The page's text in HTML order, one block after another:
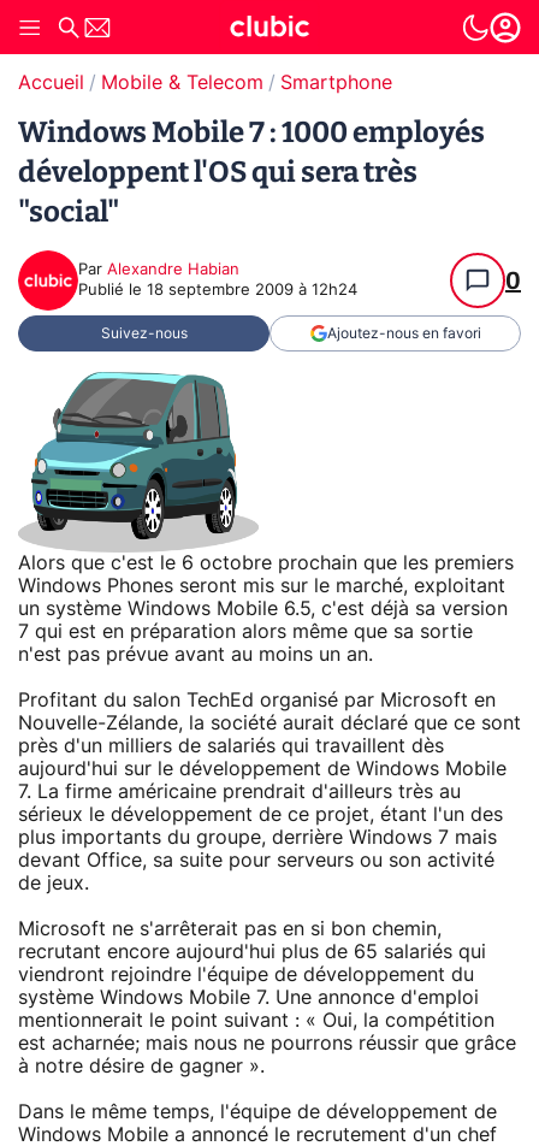
Accueil Mobile & Telecom Smartphone
Windows Mobile 7 : 1000 employés
développent l'OS qui sera très
"social"
Par Alexandre Habian
Publié le 18 septembre 2009 à 12h24 0
Suivez-nous Ajoutez-nous en favori
Alors que c'est le 6 octobre prochain que les premiers
Windows Phones seront mis sur le marché, exploitant
un système Windows Mobile 6.5, c'est déjà sa version
7 qui est en préparation alors même que sa sortie
n'est pas prévue avant au moins un an.
Profitant du salon TechEd organisé par Microsoft en
Nouvelle-Zélande, la société aurait déclaré que ce sont
près d'un milliers de salariés qui travaillent dès
aujourd'hui sur le développement de Windows Mobile
7. La firme américaine prendrait d'ailleurs très au
sérieux le développement de ce projet, étant l'un des
plus importants du groupe, derrière Windows 7 mais
devant Office, sa suite pour serveurs ou son activité
de jeux.
Microsoft ne s'arrêterait pas en si bon chemin,
recrutant encore aujourd'hui plus de 65 salariés qui
viendront rejoindre l'équipe de développement du
système Windows Mobile 7. Une annonce d'emploi
mentionnerait le point suivant : « Oui, la compétition
est acharnée; mais nous ne pourrons réussir que grâce
à notre désire de gagner ».
Dans le même temps, l'équipe de développement de
Windows Mobile a annoncé le recrutement d'un chef